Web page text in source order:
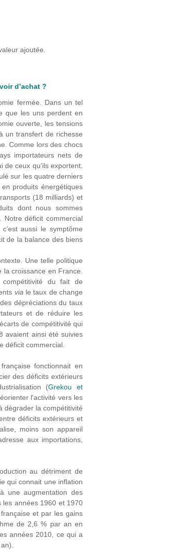
ajoutée.
d’achat ?
fermée. Dans un tel
que les uns perdent en
ouverte, les tensions
un transfert de richesse
Comme lors des chocs
importateurs nets de
ceux qu’ils exportent.
sur les quatre derniers
produits énergétiques
(18 milliards) et
dont nous sommes
déficit commercial
aussi le symptôme
de la balance des biens
Une telle politique
croissance en France.
du fait de
via le taux de change
dépréciations du taux
et de réduire les
de compétitivité qui
avaient ainsi été suivies
déficit commercial.
fonctionnait en
des déficits extérieurs
(Grekou et
l'activité vers les
dégrader la compétitivité
déficits extérieurs et
moins son appareil
aux importations,
au détriment de
qui connait une inflation
une augmentation des
les années 1960 et 1970
et par les gains
de 2,6 % par an en
années 2010, ce qui a